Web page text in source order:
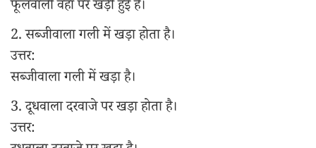
फूलवाली वहाँ पर खड़ी हुई है।
2. सब्जीवाला गली में खड़ा होता है।
उत्तर:
सब्जीवाला गली में खड़ा है।
3. दूधवाला दरवाजे पर खड़ा होता है।
उत्तर: